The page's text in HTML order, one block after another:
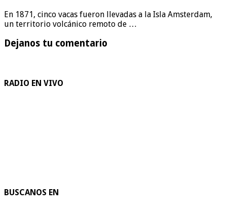
En 1871, cinco vacas fueron llevadas a la Isla Amsterdam,
un territorio volcánico remoto de …
Dejanos tu comentario
RADIO EN VIVO
BUSCANOS EN